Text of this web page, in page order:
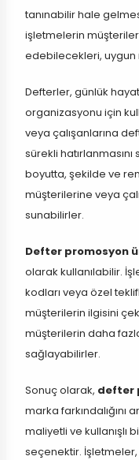
tanınabilir hale
işletmelerin
edebilecekleri, uygun
Defterler, günlük
organizasyonu için
veya çalışanlarına
sürekli
boyutta, şekilde ve
müşterilerine veya
sunabilirler.
Defter promosyon
olarak kullanılabilir.
kodları veya özel
müşterilerin ilgisini
müşterilerin daha
sağlayabilirler.
Sonuç olarak, defter
marka farkındalığını
maliyetli ve kullanışlı
seçenektir.